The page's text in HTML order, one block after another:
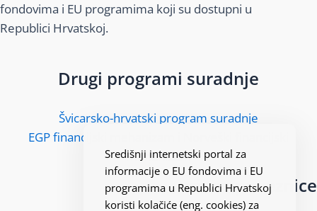
fondovima i EU programima koji su dostupni u
Republici Hrvatskoj.
Drugi programi suradnje
Švicarsko-hrvatski program suradnje
EGP financijski mehanizam i Norveški financijski
mehanizam
Korisne poveznice
Središnji internetski portal za
informacije o EU fondovima i EU
programima u Republici Hrvatskoj
koristi kolačiće (eng. cookies) za